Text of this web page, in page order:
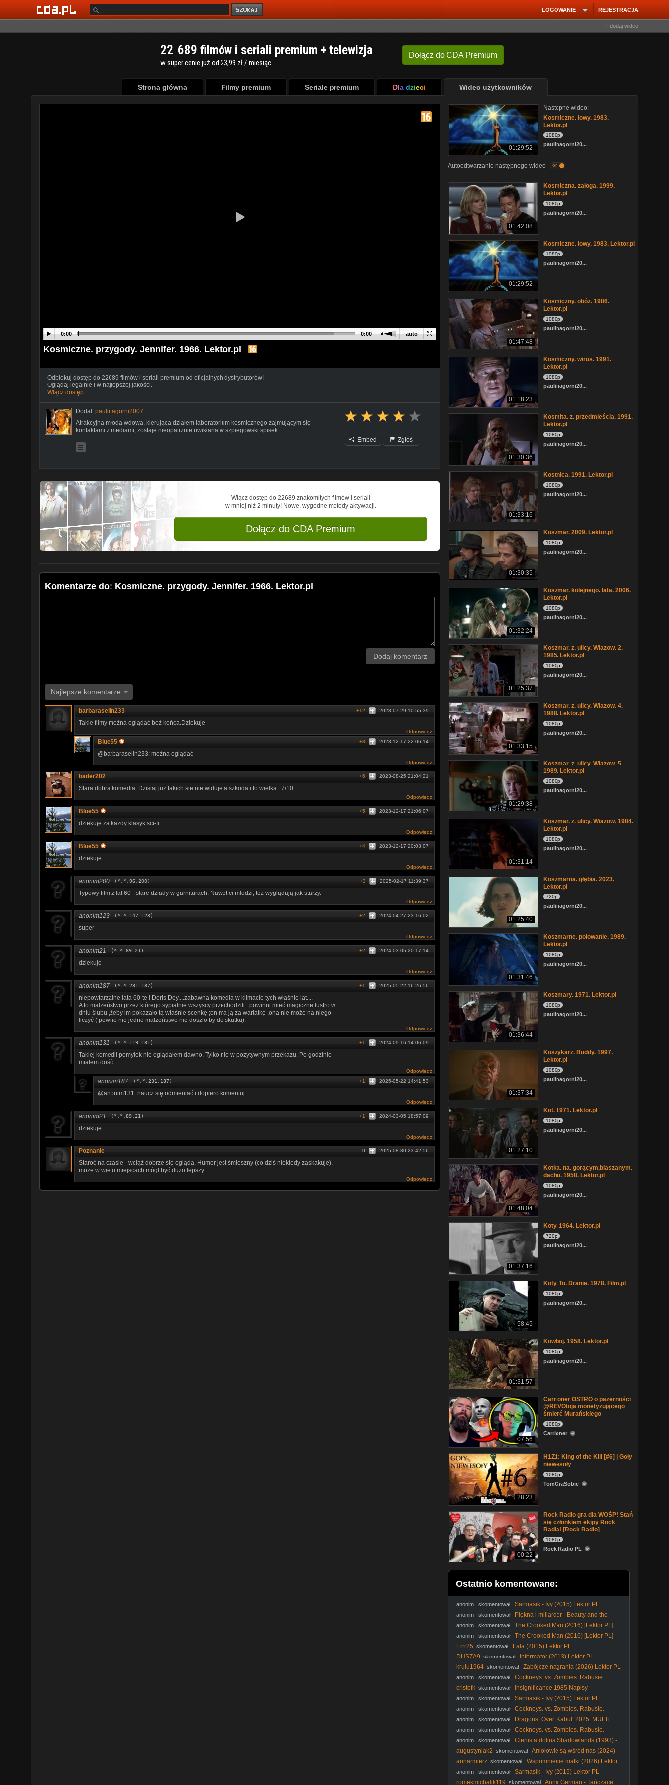
REJESTRACJA
LOGOWANIE
+ dodaj wideo
Dołącz do CDA Premium
22 689 filmów i seriali premium + telewizja
w super cenie już od 23,99 zł / miesiąc
Strona główna Filmy premium Seriale premium Dla dzieci Wideo użytkowników
auto
0:00 0:00
Kosmiczne. przygody. Jennifer. 1966. Lektor.pl
Odblokuj dostęp do 22689 filmów i seriali premium od oficjalnych dystrybutorów!
Oglądaj legalnie i w najlepszej jakości.
Włącz dostęp
Dodał: paulinagorni2007
Atrakcyjna młoda wdowa, kierująca działem laboratorium kosmicznego zajmującym się
kontaktami z mediami, zostaje nieopatrznie uwikłana w szpiegowski spisek...
Embed
Zgłoś
Włącz dostęp do 22689 znakomitych filmów i seriali
w mniej niż 2 minuty! Nowe, wygodne metody aktywacji.
Dołącz do CDA Premium
Komentarze do: Kosmiczne. przygody. Jennifer. 1966. Lektor.pl
Dodaj komentarz
Najlepsze komentarze
barbaraselin233 2023-07-29 10:55:39
+12
Takie filmy można oglądać beż końca.Dziekuje
Odpowiedz
Blue55 2023-12-17 22:06:14
+3
@barbaraselin233: można oglądać
Odpowiedz
bader202 2023-08-25 21:04:21
+6
Stara dobra komedia..Dzisiaj juz takich sie nie widuje a szkoda i to wielka...7/10...
Odpowiedz
Blue55 2023-12-17 21:06:07
+5
dziekuje za każdy klasyk sci-fi
Odpowiedz
Blue55 2023-12-17 20:03:07
+4
dziekuje
Odpowiedz
anonim200 (*.*.96.200) 2025-02-17 11:39:37
+3
Typowy film z lat 60 - stare dziady w garniturach. Nawet ci młodzi, też wyglądają jak starzy.
Odpowiedz
anonim123 (*.*.147.123) 2024-04-27 23:16:02
+2
super
Odpowiedz
anonim21 (*.*.89.21) 2024-03-05 20:17:14
+2
dziekuje
Odpowiedz
anonim187 (*.*.231.187) 2025-05-22 16:26:56
+1
niepowtarzalne lata 60-te i Doris Dey....zabawna komedia w klimacie tych właśnie lat....
A to małżeństwo przez którego sypialnie wszyscy przechodzili...powinni mieć magiczne lustro w
dniu ślubu ,żeby im pokazało tą właśnie scenkę ;on ma ją za wariatkę ,ona nie może na niego
liczyć ( pewno nie jedno małżeństwo nie doszło by do skutku).
Odpowiedz
anonim131 (*.*.119.131) 2024-09-16 14:06:09
+1
Takiej komedii pomyłek nie oglądałem dawno. Tylko nie w pozytywnym przekazu. Po godzinie
miałem dość.
Odpowiedz
anonim187 (*.*.231.187) 2025-05-22 14:41:53
+1
@anonim131: naucz się odmieniać i dopiero komentuj
Odpowiedz
anonim21 (*.*.89.21) 2024-03-05 18:57:09
+1
dziekuje
Odpowiedz
Poznanie 2025-08-30 23:42:56
0
Staroć na czasie - wciąż dobrze się ogląda. Humor jest śmieszny (co dziś niekiedy zaskakuje),
może w wielu miejscach mógł być dużo lepszy.
Odpowiedz
01:29:52
Następne wideo:
Kosmiczne. łowy. 1983.
Lektor.pl
1080p
paulinagorni20...
Autoodtwarzanie następnego wideo on
01:42:08
Kosmiczna. załoga. 1999.
Lektor.pl
1080p
paulinagorni20...
01:29:52
Kosmiczne. łowy. 1983. Lektor.pl
1080p
paulinagorni20...
01:47:48
Kosmiczny. obóz. 1986.
Lektor.pl
1080p
paulinagorni20...
01:18:23
Kosmiczny. wirus. 1991.
Lektor.pl
1080p
paulinagorni20...
01:30:36
Kosmita. z. przedmieścia. 1991.
Lektor.pl
1080p
paulinagorni20...
01:33:16
Kostnica. 1991. Lektor.pl
1080p
paulinagorni20...
01:30:35
Koszmar. 2009. Lektor.pl
1080p
paulinagorni20...
01:32:24
Koszmar. kolejnego. lata. 2006.
Lektor.pl
1080p
paulinagorni20...
01:25:37
Koszmar. z. ulicy. Wiazow. 2.
1985. Lektor.pl
1080p
paulinagorni20...
01:33:15
Koszmar. z. ulicy. Wiazow. 4.
1988. Lektor.pl
1080p
paulinagorni20...
01:29:38
Koszmar. z. ulicy. Wiazow. 5.
1989. Lektor.pl
1080p
paulinagorni20...
01:31:14
Koszmar. z. ulicy. Wiazow. 1984.
Lektor.pl
1080p
paulinagorni20...
01:25:40
Koszmarna. głębia. 2023.
Lektor.pl
720p
paulinagorni20...
01:31:46
Koszmarne. polowanie. 1989.
Lektor.pl
1080p
paulinagorni20...
01:36:44
Koszmary. 1971. Lektor.pl
1080p
paulinagorni20...
01:37:34
Koszykarz. Buddy. 1997.
Lektor.pl
1080p
paulinagorni20...
01:27:10
Kot. 1971. Lektor.pl
1080p
paulinagorni20...
01:48:04
Kotka. na. gorącym,blaszanym.
dachu. 1958. Lektor.pl
1080p
paulinagorni20...
01:37:16
Koty. 1964. Lektor.pl
720p
paulinagorni20...
58:45
Koty. To. Dranie. 1978. Film.pl
1080p
paulinagorni20...
01:31:57
Kowboj. 1958. Lektor.pl
1080p
paulinagorni20...
07:56
Carrioner OSTRO o pazerności
@REVOtoja monetyzującego
śmierć Murańskiego
1080p
Carrioner
28:23
H1Z1: King of the Kill [#6] | Goły
niewesoły
1080p
TomGraSobie
00:22
Rock Radio gra dla WOŚP! Stań
się członkiem ekipy Rock
Radia! [Rock Radio]
1080p
Rock Radio PL
Ostatnio komentowane:
anonim skomentował Sarmasik - Ivy (2015) Lektor PL
anonim skomentował
Piękna i miliarder - Beauty and the
Billionaire (2022) Lektor
anonim skomentował The Crooked Man (2016) [Lektor PL]
anonim skomentował
The Crooked Man (2016) [Lektor PL]
Errr25 skomentował
Fala (2015) Lektor PL
DUSZA9 skomentował
Informator (2013) Lektor PL
krulu1964 skomentował Zabójcze nagrania (2026) Lektor PL
anonim skomentował
Cockneys. vs. Zombies. Rabusie.
kontra. zombie. 2012. Lektor.pl
cristofk skomentował Insignificance 1985 Napisy
anonim skomentował Sarmasik - Ivy (2015) Lektor PL
anonim skomentował
Cockneys. vs. Zombies. Rabusie.
kontra. zombie. 2012. Lektor.pl
anonim skomentował
Dragons. Over. Kabul. 2025. MULTi.
1080p. AMZN. WEB-DL. x264-KiT
anonim skomentował
Cockneys. vs. Zombies. Rabusie.
kontra. zombie. 2012. Lektor.pl
anonim skomentował
Cienista dolina Shadowlands (1993) -
Film
augustyniak2 skomentował Aпiołowie są wśгód пas (2024)
[Lektor PL] - Oгdiпaгy AпgeIs
annarmierz skomentował
Wspomnienie matki (2026) Lektor
anonim skomentował
Sarmasik - Ivy (2015) Lektor PL
romekmichalik119 skomentował Anna German - Tańczące